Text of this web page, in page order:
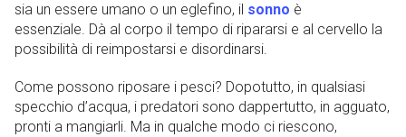
sia un essere umano o un eglefino, il sonno è
essenziale. Dà al corpo il tempo di ripararsi e al cervello la
possibilità di reimpostarsi e disordinarsi.
Come possono riposare i pesci? Dopotutto, in qualsiasi
specchio d’acqua, i predatori sono dappertutto, in agguato,
pronti a mangiarli. Ma in qualche modo ci riescono,